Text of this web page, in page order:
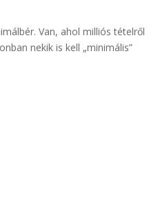
Van, ahol milliós tételről
nekik is kell „minimális”